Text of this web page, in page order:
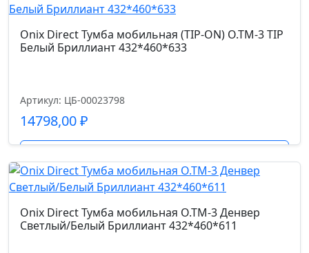
Onix Direct Тумба мобильная (TIP-ON) O.TM-3 TIP
Белый Бриллиант 432*460*633
Артикул: ЦБ-00023798
14798,00₽
Onix Direct Тумба мобильная O.TM-3 Денвер
Светлый/Белый Бриллиант 432*460*611